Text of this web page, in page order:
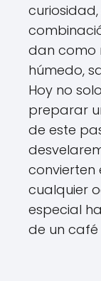
dan como
húmedo,
Hoy no
preparar
de este
convierten
cualquier
especial
de un